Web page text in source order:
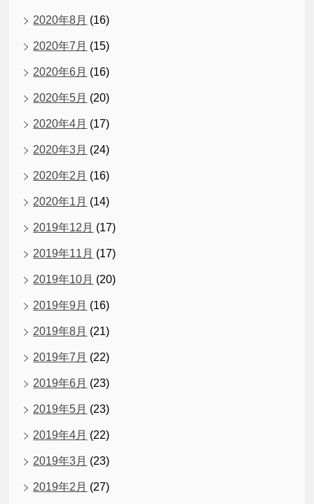
2020年8月 (16)
2020年7月 (15)
2020年6月 (16)
2020年5月 (20)
2020年4月 (17)
2020年3月 (24)
2020年2月 (16)
2020年1月 (14)
2019年12月 (17)
2019年11月 (17)
2019年10月 (20)
2019年9月 (16)
2019年8月 (21)
2019年7月 (22)
2019年6月 (23)
2019年5月 (23)
2019年4月 (22)
2019年3月 (23)
2019年2月 (27)